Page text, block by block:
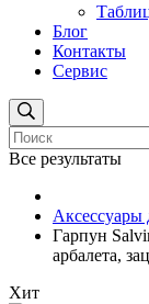
Блог
Контакты
Сервис
Все результаты
Аксессуары
Гарпун
арбалета,
Хит